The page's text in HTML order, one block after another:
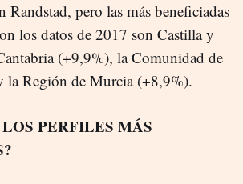
Randstad, pero las más beneficiadas
los datos de 2017 son Castilla y
(+9,9%), la Comunidad de
Región de Murcia (+8,9%).
PERFILES MÁS